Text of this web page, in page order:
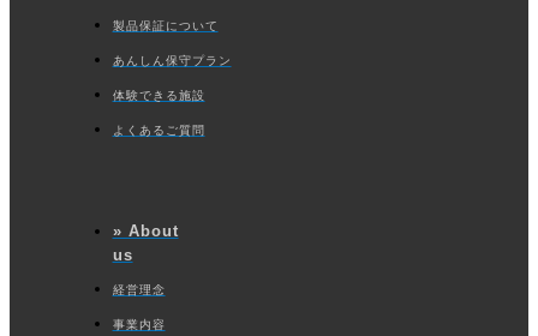
製品保証について
あんしん保守プラン
体験できる施設
よくあるご質問
» About
us
経営理念
事業内容